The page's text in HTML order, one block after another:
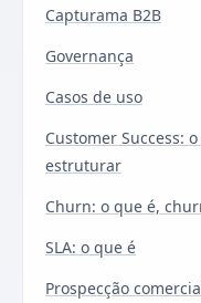
Capturama B2B
Governança
Casos de uso
Customer Success:
estruturar
Churn: o que é,
SLA: o que é
Prospecção